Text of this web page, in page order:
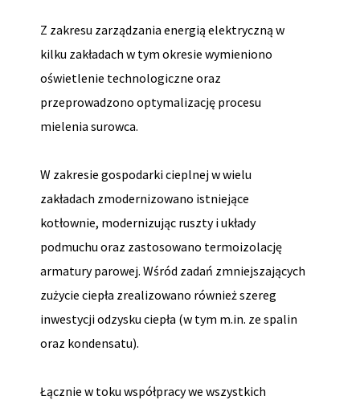
Z zakresu zarządzania energią elektryczną w
kilku zakładach w tym okresie wymieniono
oświetlenie technologiczne oraz
przeprowadzono optymalizację procesu
mielenia surowca.
W zakresie gospodarki cieplnej w wielu
zakładach zmodernizowano istniejące
kotłownie, modernizując ruszty i układy
podmuchu oraz zastosowano termoizolację
armatury parowej. Wśród zadań zmniejszających
zużycie ciepła zrealizowano również szereg
inwestycji odzysku ciepła (w tym m.in. ze spalin
oraz kondensatu).
Łącznie w toku współpracy we wszystkich